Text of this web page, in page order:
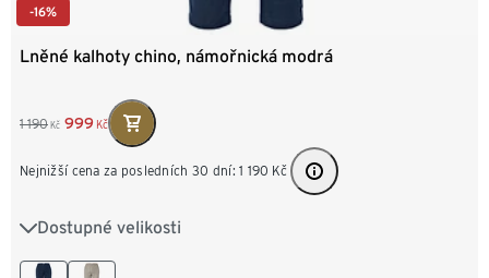
-16%
Lněné kalhoty chino, námořnická modrá
1 190 Kč 999 Kč
Nejnižší cena za posledních 30 dní: 1 190 Kč
Dostupné velikosti
M 48/50 L 52/54